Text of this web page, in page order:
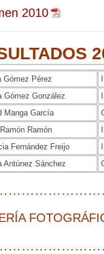
2010
Gómez Pérez
Gómez González
Manga García
Ramón
Fernández Freijo
Antúnez Sánchez